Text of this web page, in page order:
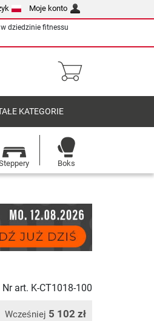
Moje konto
dziedzinie fitnessu
KATEGORIE
Boks
Nr art. K-CT1018-100
Wcześniej 5 102 zł